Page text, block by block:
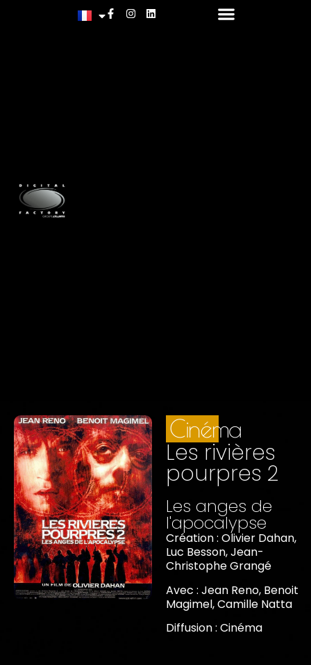
Cinéma
Les rivières
pourpres 2
Les anges de
l'apocalypse
Création : Olivier Dahan,
Luc Besson, Jean-
Christophe Grangé
Avec : Jean Reno, Benoit
Magimel, Camille Natta
Diffusion : Cinéma